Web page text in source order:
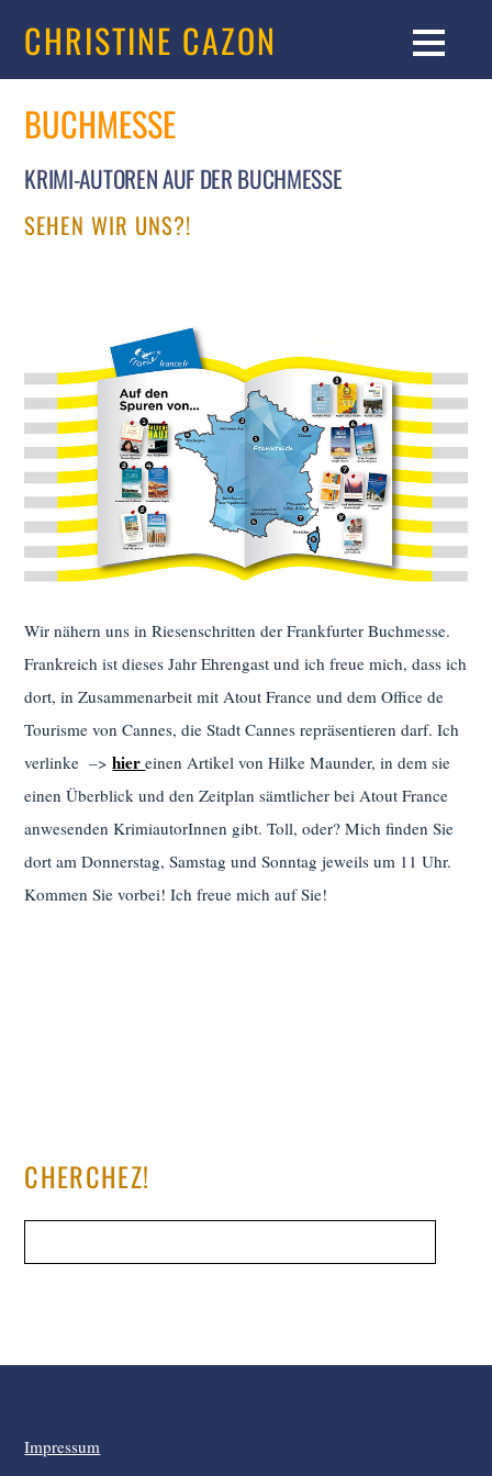
CHRISTINE CAZON
BUCHMESSE
KRIMI-AUTOREN AUF DER BUCHMESSE
SEHEN WIR UNS?!
Wir nähern uns in Riesenschritten der Frankfurter Buchmesse.
Frankreich ist dieses Jahr Ehrengast und ich freue mich, dass ich
dort, in Zusammenarbeit mit Atout France und dem Office de
Tourisme von Cannes, die Stadt Cannes repräsentieren darf. Ich
verlinke –>hiereinen Artikel von Hilke Maunder, in dem sie
einen Überblick und den Zeitplan sämtlicher bei Atout France
anwesenden KrimiautorInnen gibt. Toll, oder? Mich finden Sie
dort am Donnerstag, Samstag und Sonntag jeweils um 11 Uhr.
Kommen Sie vorbei! Ich freue mich auf Sie!
CHERCHEZ!
Impressum